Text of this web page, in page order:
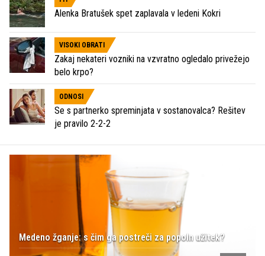
Alenka Bratušek spet zaplavala v ledeni Kokri
VISOKI OBRATI
Zakaj nekateri vozniki na vzvratno ogledalo privežejo
belo krpo?
ODNOSI
Se s partnerko spreminjata v sostanovalca? Rešitev
je pravilo 2-2-2
Medeno žganje: s čim ga postreči za popoln užitek?